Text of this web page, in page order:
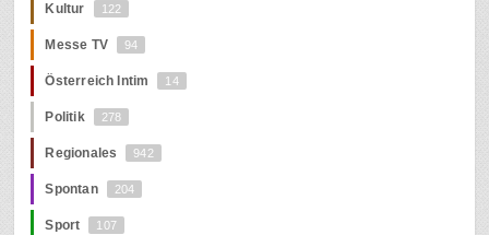
Kultur 122
Messe TV 94
Österreich Intim 14
Politik 278
Regionales 942
Spontan 204
Sport 107